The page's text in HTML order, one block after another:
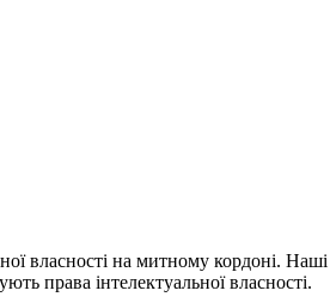
власності на митному кордоні.
права інтелектуальної власності.